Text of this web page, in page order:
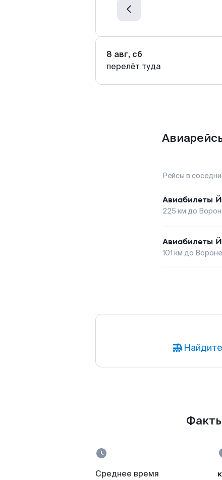
8 авг, сб
перелёт туда
Рейсы в
Авиабилеты
225 км до
Авиабилеты
101 км до
Среднее время